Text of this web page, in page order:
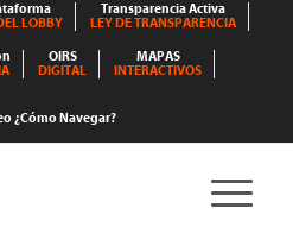
LOBBY
Transparencia Activa
LEY DE TRANSPARENCIA
OIRS
DIGITAL
MAPAS
INTERACTIVOS
¿Cómo Navegar?